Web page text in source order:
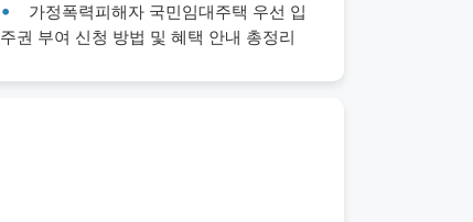
가정폭력피해자 국민임대주택 우선 입
주권 부여 신청 방법 및 혜택 안내 총정리